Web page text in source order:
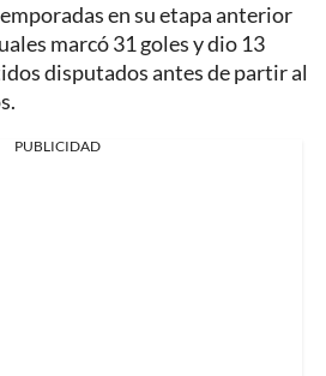
en su etapa anterior
marcó 31 goles y dio 13
disputados antes de partir al
PUBLICIDAD